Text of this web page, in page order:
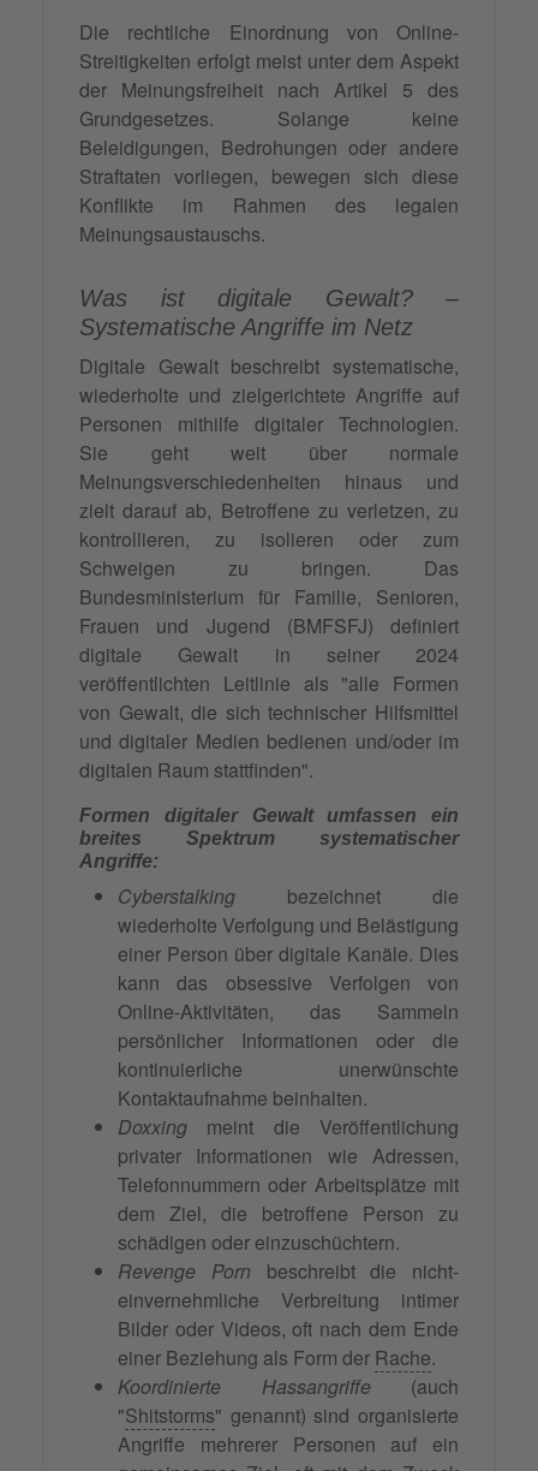
Die rechtliche Einordnung von Online-
Streitigkeiten erfolgt meist unter dem Aspekt
der Meinungsfreiheit nach Artikel 5 des
Grundgesetzes. Solange keine
Beleidigungen, Bedrohungen oder andere
Straftaten vorliegen, bewegen sich diese
Konflikte im Rahmen des legalen
Meinungsaustauschs.
Was ist digitale Gewalt? –
Systematische Angriffe im Netz
Digitale Gewalt beschreibt systematische,
wiederholte und zielgerichtete Angriffe auf
Personen mithilfe digitaler Technologien.
Sie geht weit über normale
Meinungsverschiedenheiten hinaus und
zielt darauf ab, Betroffene zu verletzen, zu
kontrollieren, zu isolieren oder zum
Schweigen zu bringen. Das
Bundesministerium für Familie, Senioren,
Frauen und Jugend (BMFSFJ) definiert
digitale Gewalt in seiner 2024
veröffentlichten Leitlinie als "alle Formen
von Gewalt, die sich technischer Hilfsmittel
und digitaler Medien bedienen und/oder im
digitalen Raum stattfinden".
Formen digitaler Gewalt umfassen ein
breites Spektrum systematischer
Angriffe:
Cyberstalking bezeichnet die
wiederholte Verfolgung und Belästigung
einer Person über digitale Kanäle. Dies
kann das obsessive Verfolgen von
Online-Aktivitäten, das Sammeln
persönlicher Informationen oder die
kontinuierliche unerwünschte
Kontaktaufnahme beinhalten.
Doxxing meint die Veröffentlichung
privater Informationen wie Adressen,
Telefonnummern oder Arbeitsplätze mit
dem Ziel, die betroffene Person zu
schädigen oder einzuschüchtern.
Revenge Porn beschreibt die nicht-
einvernehmliche Verbreitung intimer
Bilder oder Videos, oft nach dem Ende
einer Beziehung als Form der Rache.
Koordinierte Hassangriffe(auch
"Shitstorms" genannt) sind organisierte
Angriffe mehrerer Personen auf ein